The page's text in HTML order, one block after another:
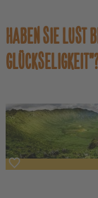
HABEN SIE LUST
GLÜCKSELIGKEIT"?